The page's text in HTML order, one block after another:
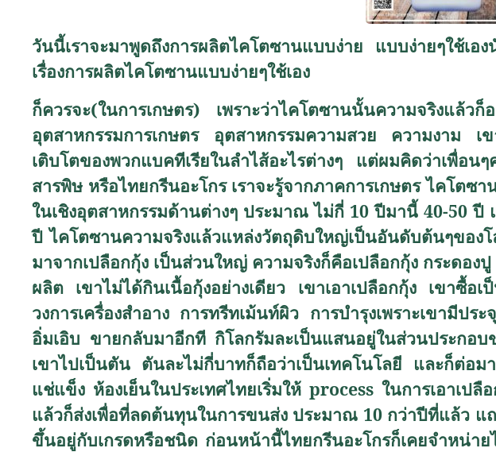
วันนี้เราจะมาพูดถึงการผลิตไคโตซานแบบง่าย แบบง่ายๆใช้เอง
เรื่องการผลิตไคโตซานแบบง่ายๆใช้เอง
ก็ควรจะ(ในการเกษตร) เพราะว่าไคโตซานนั้นความจริงแล้ว
อุตสาหกรรมการเกษตร อุตสาหกรรมความสวย ความงาม เข
เติบโตของพวกแบคทีเรียในลำไส้อะไรต่างๆ แต่ผมคิดว่าเพื่อน
สารพิษ หรือไทยกรีนอะโกร เราจะรู้จากภาคการเกษตร ไคโตซ
ในเชิงอุตสาหกรรมด้านต่างๆ ประมาณ ไม่กี่ 10 ปีมานี้ 40-50
ปี ไคโตซานความจริงแล้วแหล่งวัตถุดิบใหญ่เป็นอันดับต้นๆของโ
มาจากเปลือกกุ้ง เป็นส่วนใหญ่ ความจริงก็คือเปลือกกุ้ง กระด
ผลิต เขาไม่ได้กินเนื้อกุ้งอย่างเดียว เขาเอาเปลือกกุ้ง เขาซื้
วงการเครื่องสำอาง การทรีทเม้นท์ผิว การบำรุงเพราะเขามีป
อิ่มเอิบ ขายกลับมาอีกที กิโลกรัมละเป็นแสนอยู่ในส่วนประกอบ
เขาไปเป็นตัน ตันละไม่กี่บาทก็ถือว่าเป็นเทคโนโลยี และก็ต่อม
แช่แข็ง ห้องเย็นในประเทศไทยเริ่มให้ processในการเอาเปลื
แล้วก็ส่งเพื่อที่ลดต้นทุนในการขนส่ง ประมาณ 10 กว่าปีที่แล้ว
ขึ้นอยู่กับเกรดหรือชนิด ก่อนหน้านี้ไทยกรีนอะโกรก็เคยจำหน่า